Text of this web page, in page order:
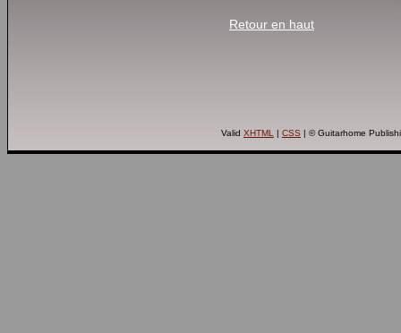
Retour en haut
Valid XHTML | CSS | © Guitarhome